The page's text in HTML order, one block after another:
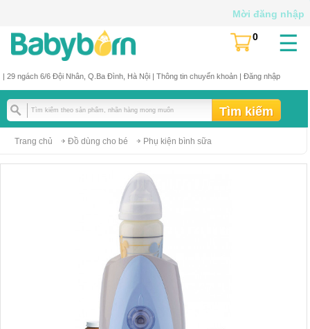
| 29 ngách 6/6 Đội Nhân, Q.Ba Đình, Hà Nội | Thông tin chuyển khoản| Đăng nhập
☰
(
0
Mời đăng nhập
Trang chủ Đồ dùng cho bé Phụ kiện bình sữa